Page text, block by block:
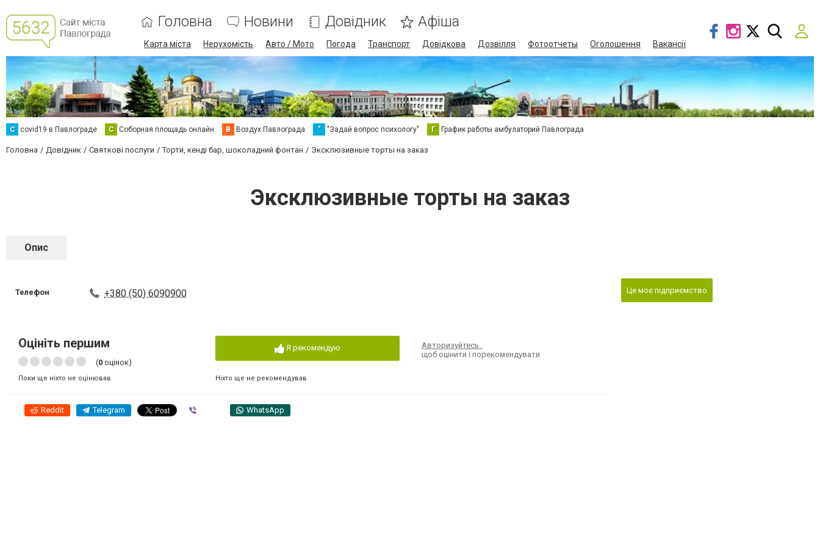
Головна Новини Довідник Афіша
Карта міста Нерухомість Авто / Мото Погода Транспорт Довідкова Дозвілля Фотоотчеты Оголошення Вакансії
C covid19 в Павлограде С Соборная площадь онлайн В Воздух Павлограда " "Задай вопрос психологу" Г График работы амбулаторий Павлограда
Головна Довідник Святкові послуги Торти, кенді бар, шоколадний фонтан Эксклюзивные торты на заказ
Эксклюзивные торты на заказ
Опис
Телефон +380 (50) 6090900
Оцініть першим
(0 оцінок)
Поки ще ніхто не оцінював
Я рекомендую
Ніхто ще не рекомендував
Авторизуйтесь,
щоб оцінити і порекомендувати
Reddit Telegram WhatsApp
Це моє підприємство